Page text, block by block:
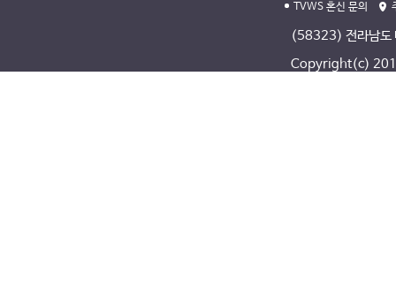
TVWS 혼신 문의
(58323) 전라남도
Copyright(c)